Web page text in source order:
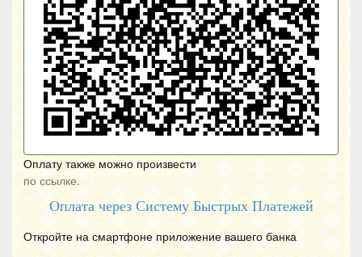
Оплату также можно произвести
по ссылке.
Оплата через Систему Быстрых Платежей
Откройте на смартфоне приложение вашего банка